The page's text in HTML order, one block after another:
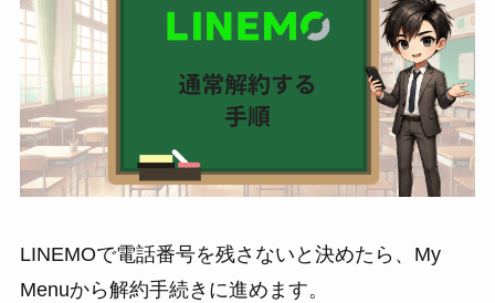
LINEMOで電話番号を残さないと決めたら、My
Menuから解約手続きに進めます。